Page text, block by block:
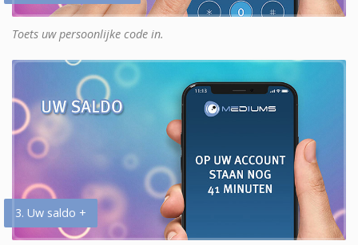
Toets uw persoonlijke code in.
3. Uw saldo +